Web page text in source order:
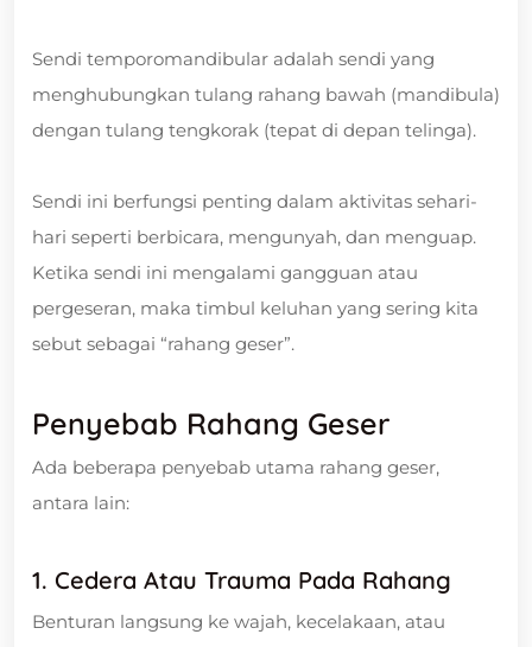
Sendi temporomandibular adalah sendi yang
menghubungkan tulang rahang bawah (mandibula)
dengan tulang tengkorak (tepat di depan telinga).
Sendi ini berfungsi penting dalam aktivitas sehari-
hari seperti berbicara, mengunyah, dan menguap.
Ketika sendi ini mengalami gangguan atau
pergeseran, maka timbul keluhan yang sering kita
sebut sebagai “rahang geser”.
Penyebab Rahang Geser
Ada beberapa penyebab utama rahang geser,
antara lain:
1. Cedera Atau Trauma Pada Rahang
Benturan langsung ke wajah, kecelakaan, atau